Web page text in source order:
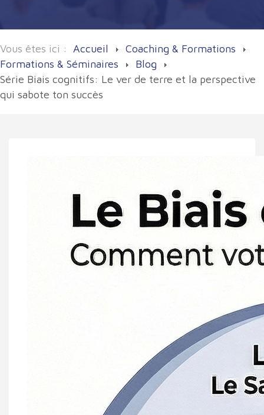
Vous êtes ici : Accueil
Coaching & Formations
Formations & Séminaires
Blog
Série Biais cognitifs: Le ver de terre et la perspective
qui sabote ton succès